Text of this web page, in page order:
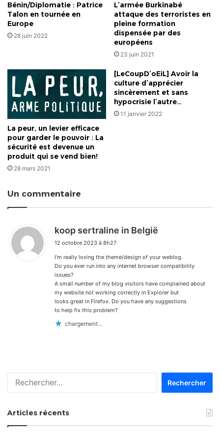
Bénin/Diplomatie : Patrice
Talon en tournée en
Europe
28 juin 2022
L’armée Burkinabé
attaque des terroristes en
pleine formation
dispensée par des
européens
23 juin 2021
La peur, un levier efficace
pour garder le pouvoir : La
sécurité est devenue un
produit qui se vend bien!
28 mars 2021
[LeCoupD’oEiL] Avoir la
culture d’apprécier
sincèrement et sans
hypocrisie l’autre…
11 janvier 2022
Un commentaire
koop sertraline in België
:
12 octobre 2023 à 8h27
I’m really loving the theme/design of your weblog.
Do you ever run into any internet browser compatibility
issues?
A small number of my blog visitors have complained about
my website not working correctly in Explorer but
looks great in Firefox. Do you have any suggestions
to help fix this problem?
chargement…
Articles récents